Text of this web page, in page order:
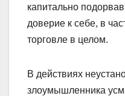
капитально
доверие к себе, в
торговле в целом.
В действиях
злоумышленника